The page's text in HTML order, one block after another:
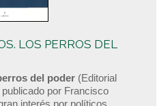
LOS PERROS DEL
del poder (Editorial
por Francisco